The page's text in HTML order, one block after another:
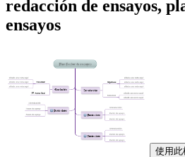
redacción de ensayos,
ensayos
使用此